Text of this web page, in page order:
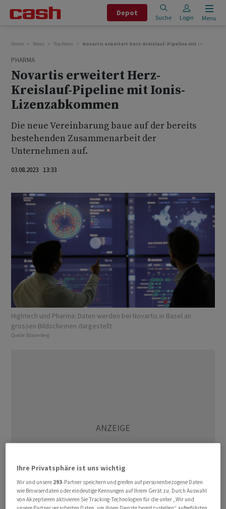
Depot
Suche Login Menu
Home News Top News Novartis erweitert Herz-Kreislauf-Pipeline mit Ionis-
PHARMA
Novartis erweitert Herz-
Kreislauf-Pipeline mit Ionis-
Lizenzabkommen
Die neue Vereinbarung baue auf der bereits
bestehenden Zusammenarbeit der
Unternehmen auf.
03.08.2023 13:33
Hightech und Pharma: Daten werden bei Novartis in Basel an
grossen Bildschirmen dargestellt.
Quelle: Bloomberg
Ihre Privatsphäre ist uns wichtig
Wir und unsere 293-Partner speichern und greifen auf personenbezogene Daten
wie Browserdaten oder eindeutige Kennungen auf Ihrem Gerät zu. Durch Auswahl
von Akzeptieren aktivieren Sie Tracking-Technologien für die unter „Wir und